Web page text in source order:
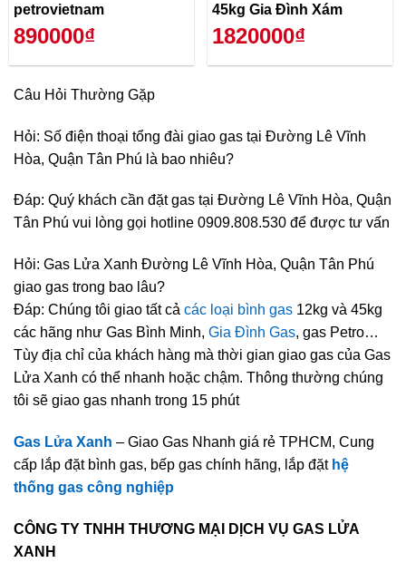
petrovietnam
890000₫
45kg Gia Đình Xám
1820000₫
Câu Hỏi Thường Gặp
Hỏi: Số điện thoại tổng đài giao gas tại Đường Lê Vĩnh
Hòa, Quận Tân Phú là bao nhiêu?
Đáp: Quý khách cần đặt gas tại Đường Lê Vĩnh Hòa, Quận
Tân Phú vui lòng gọi hotline 0909.808.530 để được tư vấn
Hỏi: Gas Lửa Xanh Đường Lê Vĩnh Hòa, Quận Tân Phú
giao gas trong bao lâu?
Đáp: Chúng tôi giao tất cả các loại bình gas 12kg và 45kg
các hãng như Gas Bình Minh, Gia Đình Gas, gas Petro…
Tùy địa chỉ của khách hàng mà thời gian giao gas của Gas
Lửa Xanh có thể nhanh hoặc chậm. Thông thường chúng
tôi sẽ giao gas nhanh trong 15 phút
Gas Lửa Xanh – Giao Gas Nhanh giá rẻ TPHCM, Cung
cấp lắp đặt bình gas, bếp gas chính hãng, lắp đặt hệ
thống gas công nghiệp
CÔNG TY TNHH THƯƠNG MẠI DỊCH VỤ GAS LỬA
XANH